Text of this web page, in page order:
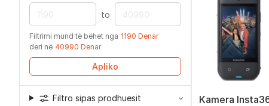
to
Filtrimi mund të bëhet nga 1190 Denar
deri në 40990 Denar
Apliko
Filtro sipas prodhuesit
Kamera